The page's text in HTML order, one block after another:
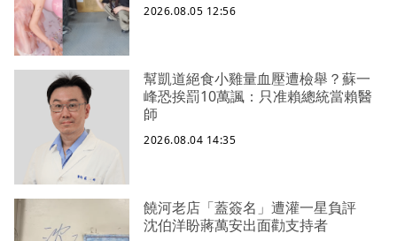
2026.08.05 12:56
幫凱道絕食小雞量血壓遭檢舉？蘇一
峰恐挨罰10萬諷：只准賴總統當賴醫
師
2026.08.04 14:35
饒河老店「蓋簽名」遭灌一星負評
沈伯洋盼蔣萬安出面勸支持者